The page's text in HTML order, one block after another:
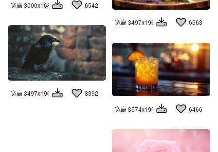
宽高 3000x1681 6542
宽高 3497x1960 6563
宽高 3497x1960
8392
宽高 3574x1960
6466